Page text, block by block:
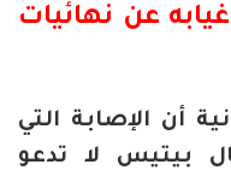
عن نهائيات
أن الإصابة التي
بيتيس لا تدعو